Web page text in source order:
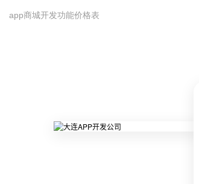
app商城开发功能价格表